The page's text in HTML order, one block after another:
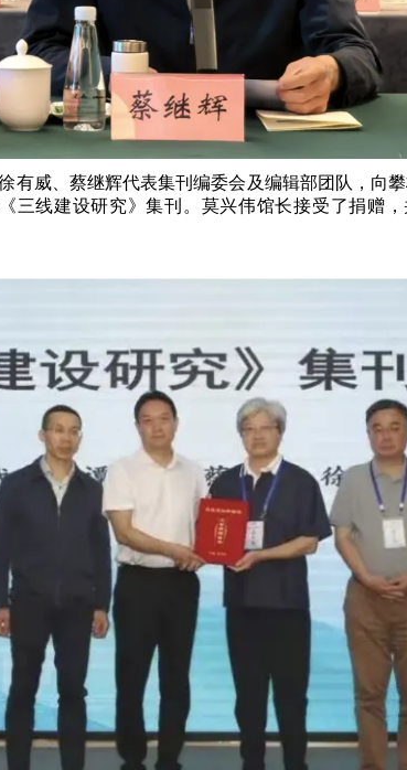
有威、蔡继辉代表集刊编委会及编辑部团队，向
三线建设研究》集刊。莫兴伟馆长接受了捐赠，